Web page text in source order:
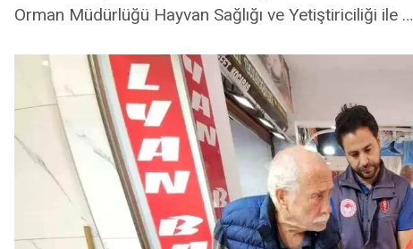
Orman Müdürlüğü Hayvan Sağlığı ve Yetiştiriciliği ile …